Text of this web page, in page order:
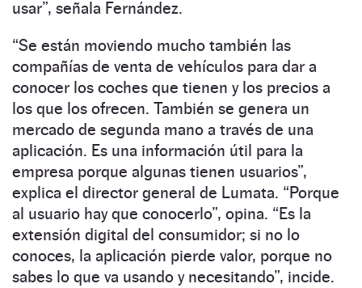
usar”, señala Fernández.
“Se están moviendo mucho también las
compañías de venta de vehículos para dar a
conocer los coches que tienen y los precios a
los que los ofrecen. También se genera un
mercado de segunda mano a través de una
aplicación. Es una información útil para la
empresa porque algunas tienen usuarios”,
explica el director general de Lumata. “Porque
al usuario hay que conocerlo”, opina. “Es la
extensión digital del consumidor; si no lo
conoces, la aplicación pierde valor, porque no
sabes lo que va usando y necesitando”, incide.